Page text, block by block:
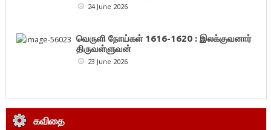
24 June 2026
வெருளி நோய்கள் 1616-1620 : இலக்குவனார்
திருவள்ளுவன்
23 June 2026
கவிதை